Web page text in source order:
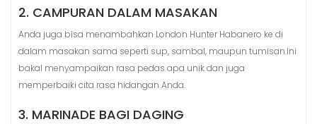
2. CAMPURAN DALAM MASAKAN
Anda juga bisa menambahkan London Hunter Habanero ke di
dalam masakan sama seperti sup, sambal, maupun tumisan.Ini
bakal menyampaikan rasa pedas apa unik dan juga
memperbaiki cita rasa hidangan Anda.
3. MARINADE BAGI DAGING